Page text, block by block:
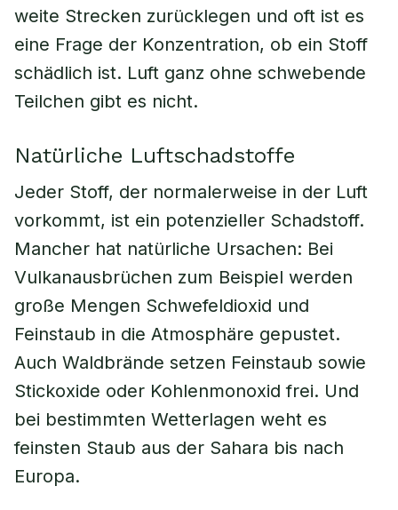
weite Strecken zurücklegen und oft ist es
eine Frage der Konzentration, ob ein Stoff
schädlich ist. Luft ganz ohne schwebende
Teilchen gibt es nicht.
Natürliche Luftschadstoffe
Jeder Stoff, der normalerweise in der Luft
vorkommt, ist ein potenzieller Schadstoff.
Mancher hat natürliche Ursachen: Bei
Vulkanausbrüchen zum Beispiel werden
große Mengen Schwefeldioxid und
Feinstaub in die Atmosphäre gepustet.
Auch Waldbrände setzen Feinstaub sowie
Stickoxide oder Kohlenmonoxid frei. Und
bei bestimmten Wetterlagen weht es
feinsten Staub aus der Sahara bis nach
Europa.